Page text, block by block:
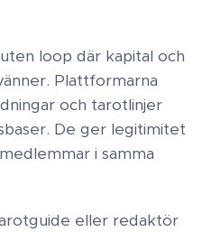
loop där kapital och
Plattformarna
och tarotlinjer
De ger legitimitet
i samma
eller redaktör